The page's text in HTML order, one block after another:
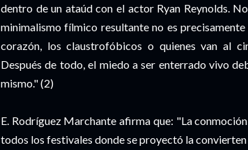
dentro de un ataúd con el actor Ryan Reynolds.
minimalismo fílmico resultante no es
corazón, los claustrofóbicos o quienes van al
Después de todo, el miedo a ser enterrado vivo
mismo." (2)
E. Rodríguez Marchante afirma que: "La
todos los festivales donde se proyectó la